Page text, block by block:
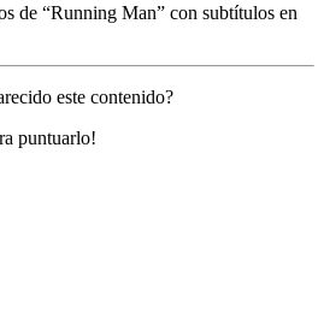
de “Running Man” con subtítulos en
este contenido?
puntuarlo!